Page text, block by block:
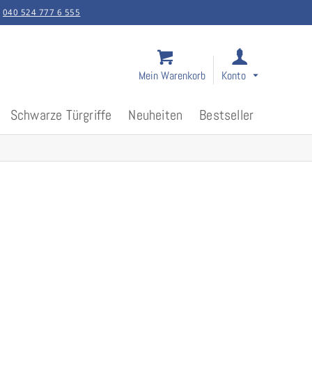
040 524 777 6 555
Konto
Mein Warenkorb
Schwarze Türgriffe Neuheiten Bestseller